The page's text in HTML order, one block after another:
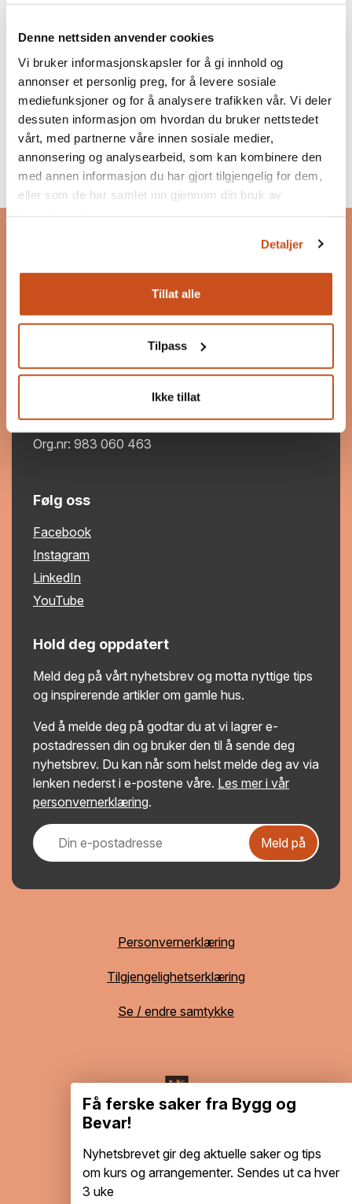
Denne nettsiden anvender cookies
Vi bruker informasjonskapsler for å gi innhold og
annonser et personlig preg, for å levere sosiale
mediefunksjoner og for å analysere trafikken vår. Vi deler
dessuten informasjon om hvordan du bruker nettstedet
vårt, med partnerne våre innen sosiale medier,
annonsering og analysearbeid, som kan kombinere den
med annen informasjon du har gjort tilgjengelig for dem,
eller som de har samlet inn gjennom din bruk av
Detaljer
Tillat alle
Tilpass
Ikke tillat
Janne Wilberg om dette, og får vite mer om
arbeidet til Byantikvaren i Oslo. Vi får også
oppklart litt rundt vernestatus og hva det betyr,
blant annet gul liste.
Bygg og Bevar er et program som skal inspirere og
Les mer om Bygg og Bevar
0307 Oslo
Org.nr: 983 060 463
Følg oss
Facebook
Instagram
LinkedIn
YouTube
Hold deg oppdatert
Meld deg på vårt nyhetsbrev og motta nyttige tips
og inspirerende artikler om gamle hus.
Ved å melde deg på godtar du at vi lagrer e-
postadressen din og bruker den til å sende deg
nyhetsbrev. Du kan når som helst melde deg av via
lenken nederst i e-postene våre. Les mer i vår
personvernerklæring.
Meld på
Personvernerklæring
Tilgjengelighetserklæring
Se / endre samtykke
Få ferske saker fra Bygg og
Bevar!
Nyhetsbrevet gir deg aktuelle saker og tips
om kurs og arrangementer. Sendes ut ca hver
3 uke